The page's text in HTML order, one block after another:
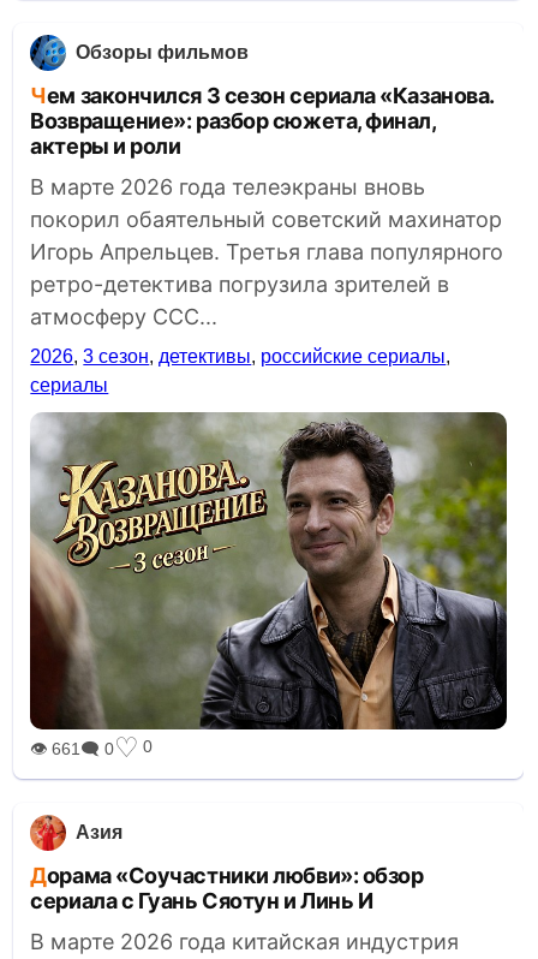
Обзоры фильмов
Чем закончился 3 сезон сериала «Казанова.
Возвращение»: разбор сюжета, финал,
актеры и роли
В марте 2026 года телеэкраны вновь
покорил обаятельный советский махинатор
Игорь Апрельцев. Третья глава популярного
ретро-детектива погрузила зрителей в
атмосферу ССС...
2026,3 сезон, детективы, российские сериалы,
сериалы
👁 661 🗨 0♡ 0
Азия
Дорама «Соучастники любви»: обзор
сериала с Гуань Сяотун и Линь И
В марте 2026 года китайская индустрия